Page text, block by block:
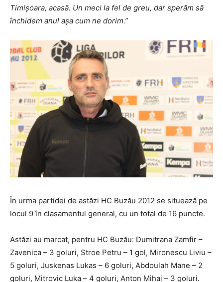
Timișoara, acasă. Un meci la fel de greu, dar sperăm să
închidem anul așa cum ne dorim.”
În urma partidei de astăzi HC Buzău 2012 se situează pe
locul 9 în clasamentul general, cu un total de 16 puncte.
Astăzi au marcat, pentru HC Buzău: Dumitrana Zamfir –
Zavenica – 3 goluri, Stroe Petru – 1 gol, Mironescu Liviu –
5 goluri, Juskenas Lukas – 6 goluri, Abdoulah Mane – 2
goluri, Mitrovic Luka – 4 goluri, Anton Mihai – 3 goluri.